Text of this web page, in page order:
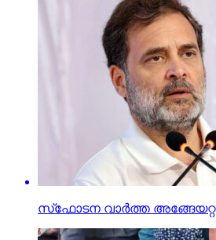
സ്‌ഫോടന വാര്‍ത്ത